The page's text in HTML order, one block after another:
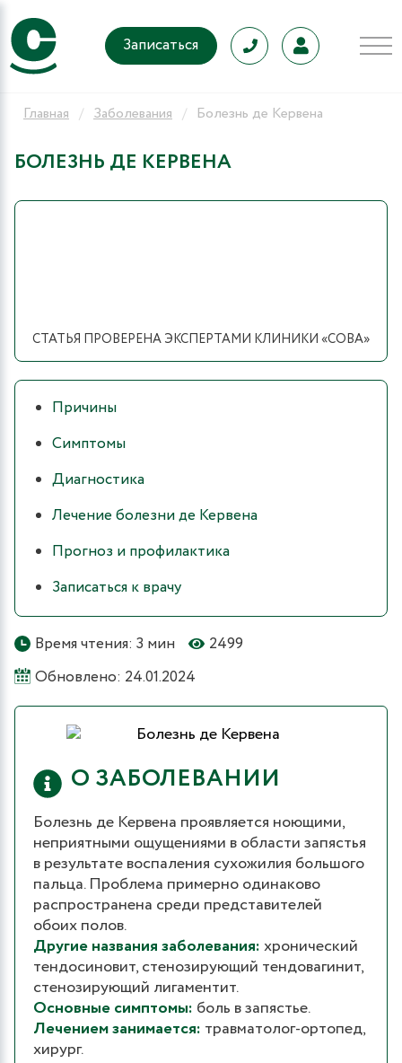
Записаться
Главная Заболевания Болезнь де Кервена
БОЛЕЗНЬ ДЕ КЕРВЕНА
Время чтения: 3 мин
2499
Обновлено: 24.01.2024
О ЗАБОЛЕВАНИИ
Болезнь де Кервена проявляется ноющими,
неприятными ощущениями в области запястья
в результате воспаления сухожилия большого
пальца. Проблема примерно одинаково
распространена среди представителей
обоих полов.
Другие названия заболевания:хронический
тендосиновит, стенозирующий тендовагинит,
стенозирующий лигаментит.
Основные симптомы: боль в запястье.
Лечением занимается: травматолог-ортопед,
хирург.
СТАТЬЯ ПРОВЕРЕНА ЭКСПЕРТАМИ КЛИНИКИ «СОВА»
Причины
Симптомы
Диагностика
Лечение болезни де Кервена
Прогноз и профилактика
Записаться к врачу